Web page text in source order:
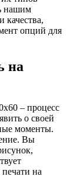
нашим
опций для
на
– процесс
о своей
моменты.
Вы
на